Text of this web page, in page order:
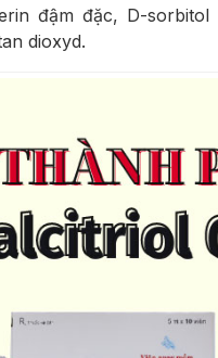
đậm đặc, D-
dioxyd.